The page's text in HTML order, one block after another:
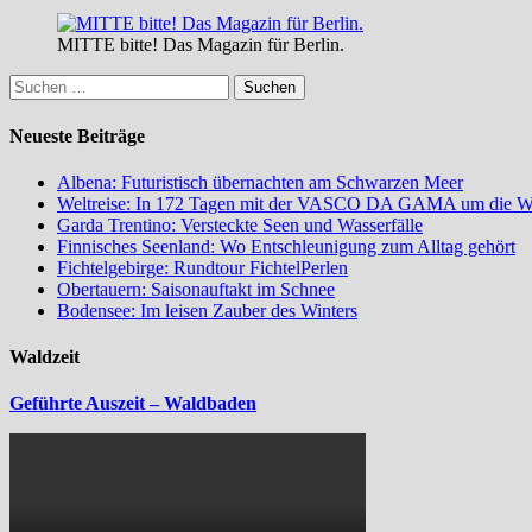
MITTE bitte! Das Magazin für Berlin.
Suchen
nach:
Neueste Beiträge
Albena: Futuristisch übernachten am Schwarzen Meer
Weltreise: In 172 Tagen mit der VASCO DA GAMA um die
Garda Trentino: Versteckte Seen und Wasserfälle
Finnisches Seenland: Wo Entschleunigung zum Alltag gehört
Fichtelgebirge: Rundtour FichtelPerlen
Obertauern: Saisonauftakt im Schnee
Bodensee: Im leisen Zauber des Winters
Waldzeit
Geführte Auszeit – Waldbaden